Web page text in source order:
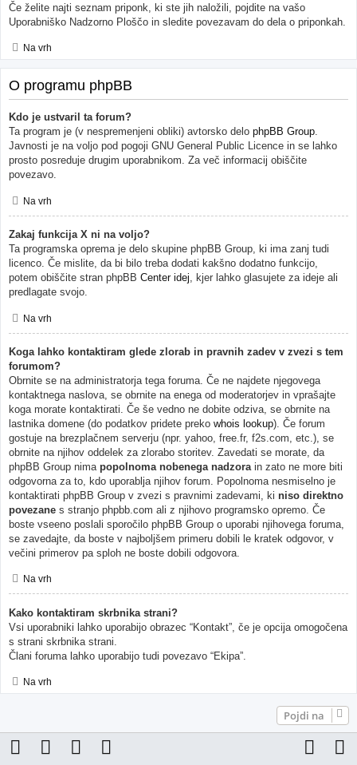
Če želite najti seznam priponk, ki ste jih naložili, pojdite na vašo
Uporabniško Nadzorno Ploščo in sledite povezavam do dela o priponkah.
Na vrh
O programu phpBB
Kdo je ustvaril ta forum?
Ta program je (v nespremenjeni obliki) avtorsko delo phpBB Group.
Javnosti je na voljo pod pogoji GNU General Public Licence in se lahko
prosto posreduje drugim uporabnikom. Za več informacij obiščite
povezavo.
Na vrh
Zakaj funkcija X ni na voljo?
Ta programska oprema je delo skupine phpBB Group, ki ima zanj tudi
licenco. Če mislite, da bi bilo treba dodati kakšno dodatno funkcijo,
potem obiščite stran phpBB Center idej, kjer lahko glasujete za ideje ali
predlagate svojo.
Na vrh
Koga lahko kontaktiram glede zlorab in pravnih zadev v zvezi s tem
forumom?
Obrnite se na administratorja tega foruma. Če ne najdete njegovega
kontaktnega naslova, se obrnite na enega od moderatorjev in vprašajte
koga morate kontaktirati. Če še vedno ne dobite odziva, se obrnite na
lastnika domene (do podatkov pridete preko whois lookup). Če forum
gostuje na brezplačnem serverju (npr. yahoo, free.fr, f2s.com, etc.), se
obrnite na njihov oddelek za zlorabo storitev. Zavedati se morate, da
phpBB Group nima popolnoma nobenega nadzora in zato ne more biti
odgovorna za to, kdo uporablja njihov forum. Popolnoma nesmiselno je
kontaktirati phpBB Group v zvezi s pravnimi zadevami, ki niso direktno
povezane s stranjo phpbb.com ali z njihovo programsko opremo. Če
boste vseeno poslali sporočilo phpBB Group o uporabi njihovega foruma,
se zavedajte, da boste v najboljšem primeru dobili le kratek odgovor, v
večini primerov pa sploh ne boste dobili odgovora.
Na vrh
Kako kontaktiram skrbnika strani?
Vsi uporabniki lahko uporabijo obrazec “Kontakt”, če je opcija omogočena
s strani skrbnika strani.
Člani foruma lahko uporabijo tudi povezavo “Ekipa”.
Na vrh
Pojdi na